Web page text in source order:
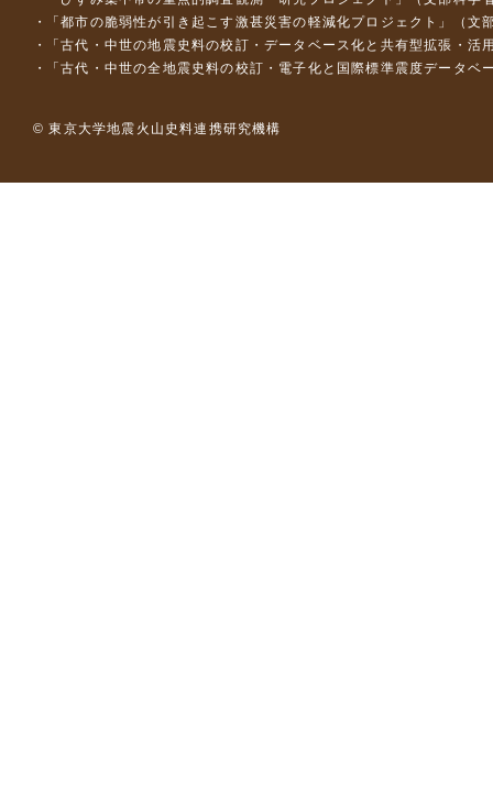
「都市の脆弱性が引き起こす激甚災害の軽減化プロジェクト」（
「古代・中世の地震史料の校訂・データベース化と共有型拡張・
「古代・中世の全地震史料の校訂・電子化と国際標準震度データ
© 東京大学地震火山史料連携研究機構